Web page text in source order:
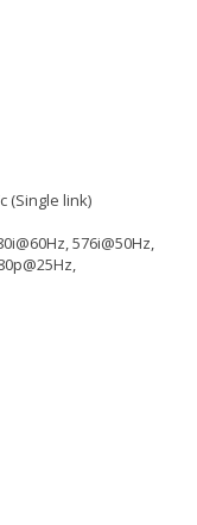
(Single link)
576i@50Hz,